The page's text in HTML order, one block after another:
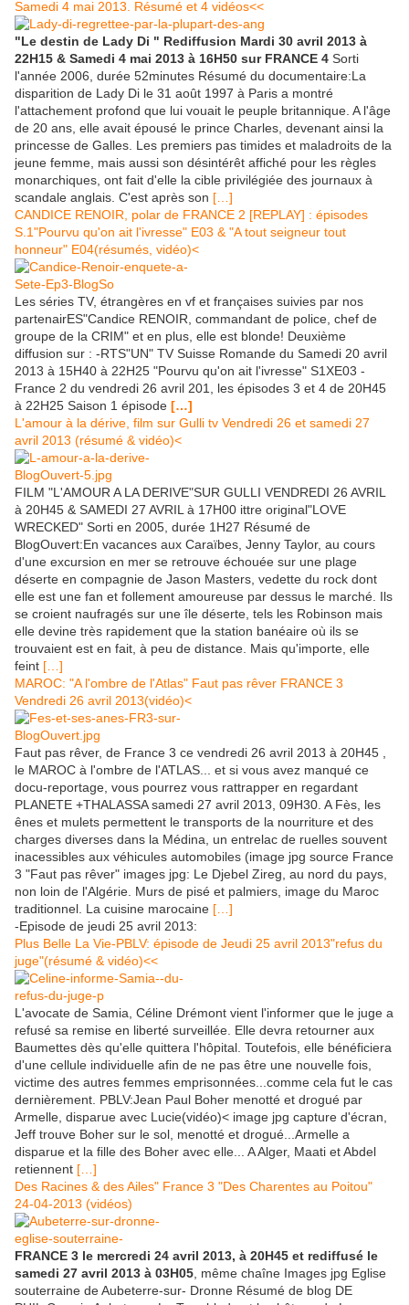
Samedi 4 mai 2013. Résumé et 4 vidéos<<
"Le destin de Lady Di " Rediffusion Mardi 30 avril 2013 à
22H15 & Samedi 4 mai 2013 à 16H50 sur FRANCE 4 Sorti
l'année 2006, durée 52minutes Résumé du documentaire:La
disparition de Lady Di le 31 août 1997 à Paris a montré
l'attachement profond que lui vouait le peuple britannique. A l'âge
de 20 ans, elle avait épousé le prince Charles, devenant ainsi la
princesse de Galles. Les premiers pas timides et maladroits de la
jeune femme, mais aussi son désintérêt affiché pour les règles
monarchiques, ont fait d'elle la cible privilégiée des journaux à
scandale anglais. C'est après son […]
CANDICE RENOIR, polar de FRANCE 2 [REPLAY] : épisodes
S.1"Pourvu qu'on ait l'ivresse" E03 & "A tout seigneur tout
honneur" E04(résumés, vidéo)<
Les séries TV, étrangères en vf et françaises suivies par nos
partenairES"Candice RENOIR, commandant de police, chef de
groupe de la CRIM" et en plus, elle est blonde! Deuxième
diffusion sur : -RTS"UN" TV Suisse Romande du Samedi 20 avril
2013 à 15H40 à 22H25 "Pourvu qu'on ait l'ivresse" S1XE03 -
France 2 du vendredi 26 avril 201, les épisodes 3 et 4 de 20H45
à 22H25 Saison 1 épisode […]
L'amour à la dérive, film sur Gulli tv Vendredi 26 et samedi 27
avril 2013 (résumé & vidéo)<
FILM "L'AMOUR A LA DERIVE"SUR GULLI VENDREDI 26 AVRIL
à 20H45 & SAMEDI 27 AVRIL à 17H00 ittre original"LOVE
WRECKED" Sorti en 2005, durée 1H27 Résumé de
BlogOuvert:En vacances aux Caraïbes, Jenny Taylor, au cours
d'une excursion en mer se retrouve échouée sur une plage
déserte en compagnie de Jason Masters, vedette du rock dont
elle est une fan et follement amoureuse par dessus le marché. Ils
se croient naufragés sur une île déserte, tels les Robinson mais
elle devine très rapidement que la station banéaire où ils se
trouvaient est en fait, à peu de distance. Mais qu'importe, elle
feint […]
MAROC: "A l'ombre de l'Atlas" Faut pas rêver FRANCE 3
Vendredi 26 avril 2013(vidéo)<
Faut pas rêver, de France 3 ce vendredi 26 avril 2013 à 20H45 ,
le MAROC à l'ombre de l'ATLAS... et si vous avez manqué ce
docu-reportage, vous pourrez vous rattrapper en regardant
PLANETE +THALASSA samedi 27 avril 2013, 09H30. A Fès, les
ênes et mulets permettent le transports de la nourriture et des
charges diverses dans la Médina, un entrelac de ruelles souvent
inacessibles aux véhicules automobiles (image jpg source France
3 "Faut pas rêver" images jpg: Le Djebel Zireg, au nord du pays,
non loin de l'Algérie. Murs de pisé et palmiers, image du Maroc
traditionnel. La cuisine marocaine […]
-Episode de jeudi 25 avril 2013:
Plus Belle La Vie-PBLV: épisode de Jeudi 25 avril 2013"refus du
juge"(résumé & vidéo)<<
L'avocate de Samia, Céline Drémont vient l'informer que le juge a
refusé sa remise en liberté surveillée. Elle devra retourner aux
Baumettes dès qu'elle quittera l'hôpital. Toutefois, elle bénéficiera
d'une cellule individuelle afin de ne pas être une nouvelle fois,
victime des autres femmes emprisonnées...comme cela fut le cas
dernièrement. PBLV:Jean Paul Boher menotté et drogué par
Armelle, disparue avec Lucie(vidéo)< image jpg capture d'écran,
Jeff trouve Boher sur le sol, menotté et drogué...Armelle a
disparue et la fille des Boher avec elle... A Alger, Maati et Abdel
retiennent […]
Des Racines & des Ailes" France 3 "Des Charentes au Poitou"
24-04-2013 (vidéos)
FRANCE 3 le mercredi 24 avril 2013, à 20H45 et rediffusé le
samedi 27 avril 2013 à 03H05 , même chaîne Images jpg Eglise
souterraine de Aubeterre-sur- Dronne Résumé de blog DE